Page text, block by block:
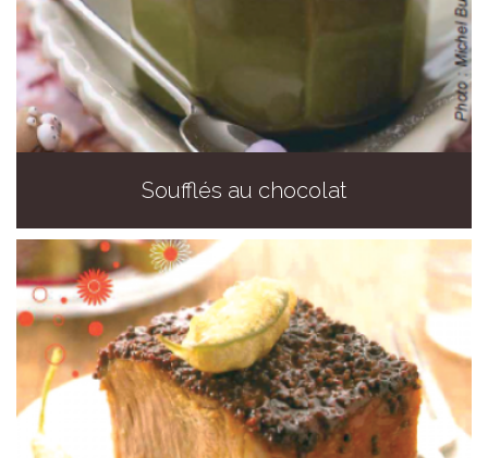
Soufflés au chocolat